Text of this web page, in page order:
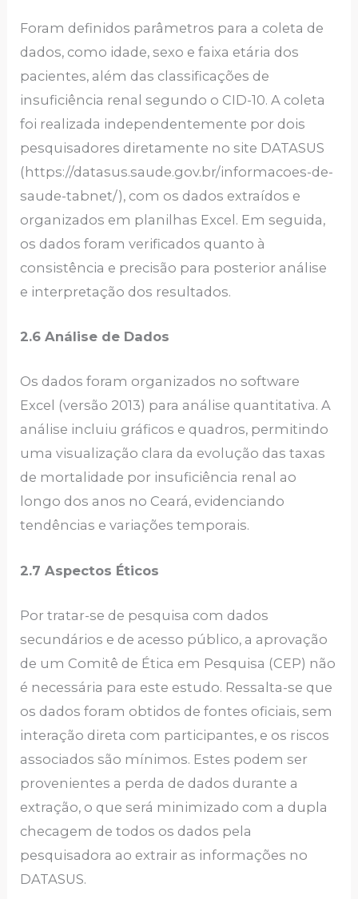
Foram definidos parâmetros para a coleta de
dados, como idade, sexo e faixa etária dos
pacientes, além das classificações de
insuficiência renal segundo o CID-10. A coleta
foi realizada independentemente por dois
pesquisadores diretamente no site DATASUS
(https://datasus.saude.gov.br/informacoes-de-
saude-tabnet/), com os dados extraídos e
organizados em planilhas Excel. Em seguida,
os dados foram verificados quanto à
consistência e precisão para posterior análise
e interpretação dos resultados.
2.6 Análise de Dados
Os dados foram organizados no software
Excel (versão 2013) para análise quantitativa. A
análise incluiu gráficos e quadros, permitindo
uma visualização clara da evolução das taxas
de mortalidade por insuficiência renal ao
longo dos anos no Ceará, evidenciando
tendências e variações temporais.
2.7 Aspectos Éticos
Por tratar-se de pesquisa com dados
secundários e de acesso público, a aprovação
de um Comitê de Ética em Pesquisa (CEP) não
é necessária para este estudo. Ressalta-se que
os dados foram obtidos de fontes oficiais, sem
interação direta com participantes, e os riscos
associados são mínimos. Estes podem ser
provenientes a perda de dados durante a
extração, o que será minimizado com a dupla
checagem de todos os dados pela
pesquisadora ao extrair as informações no
DATASUS.